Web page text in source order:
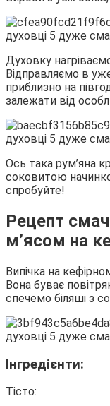
Духовку
Відправляємо в
приблизно на
залежати від
Ось така рум’яна
соковитою
спробуйте!
Рецепт
м’ясом на
Випічка на
Вона буває
спечемо біляші з
Інгредієнти:
Тісто: